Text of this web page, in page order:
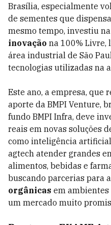
Brasília, especialmente
de sementes que
mesmo tempo, investiu
inovação na 100% Livre,
área industrial de São
tecnologias utilizadas na
Este ano, a empresa, que
aporte da BMPI Venture,
fundo BMPI Infra, deve
reais em novas soluções
como inteligência
agtech atender grandes
alimentos, bebidas e
buscando parcerias para
orgânicas em ambientes
um mercado muito